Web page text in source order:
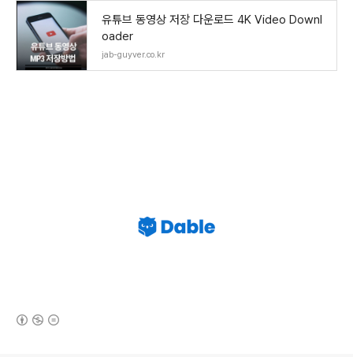
유튜브 동영상 저장 다운로드 4K Video Downl
oader
jab-guyver.co.kr